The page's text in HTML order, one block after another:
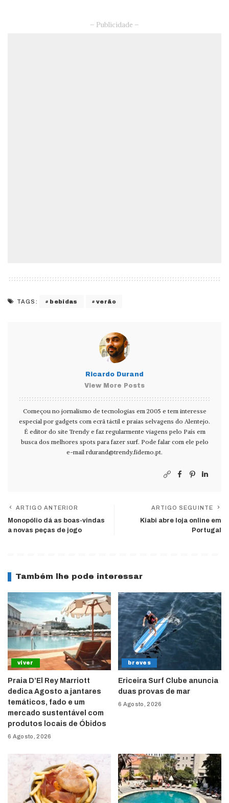
– Publicidade –
TAGS: bebidas verão
Ricardo Durand
View More Posts
Começou no jornalismo de tecnologias em 2005 e tem interesse
especial por gadgets com ecrã táctil e praias selvagens do Alentejo.
É editor do site Trendy e faz regularmente viagens pelo País em
busca dos melhores spots para fazer surf. Pode falar com ele pelo
e-mail rdurand@trendy.fidemo.pt.
ARTIGO ANTERIOR
Monopólio dá as boas-vindas
a novas peças de jogo
ARTIGO SEGUINTE
Kiabi abre loja online em
Portugal
Também lhe pode interessar
viver
Praia D’El Rey Marriott
dedica Agosto a jantares
temáticos, fado e um
mercado sustentável com
produtos locais de Óbidos
6 Agosto, 2026
breves
Ericeira Surf Clube anuncia
duas provas de mar
6 Agosto, 2026